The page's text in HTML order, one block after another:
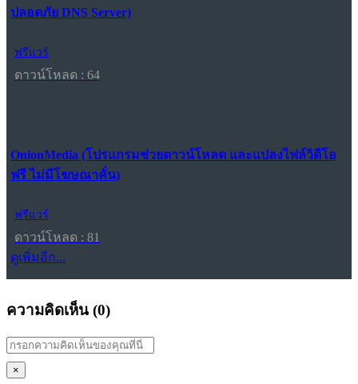
ปลอดภัย DNS Server)
ฟรีแวร์
ดาวน์โหลด : 64
OnionMedia (โปรแกรมช่วยดาวน์โหลด และแปลงไฟล์วิดีโอ
ฟรี ไม่มีโฆษณาคั่น)
ฟรีแวร์
ดาวน์โหลด : 81
ดูเพิ่มอีก...
ความคิดเห็น (0)
×